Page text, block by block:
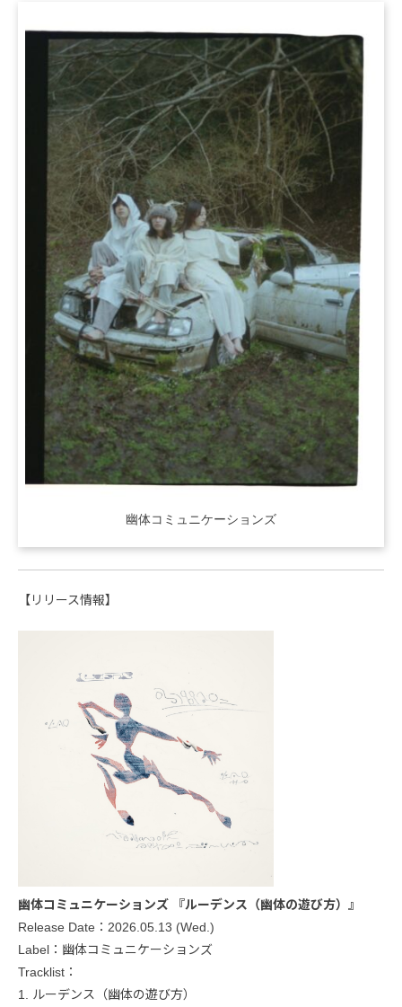
幽体コミュニケーションズ
【リリース情報】
幽体コミュニケーションズ 『ルーデンス（幽体の遊び方）』
Release Date：2026.05.13 (Wed.)
Label：幽体コミュニケーションズ
Tracklist：
1. ルーデンス（幽体の遊び方）